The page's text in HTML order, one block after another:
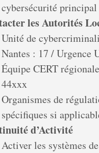
cybersécurité principal
les Autorités
Unité de
Nantes : 17 / Urgence
Équipe CERT
44xxx
Organismes de
spécifiques si
d’Activité
Activer les systèmes